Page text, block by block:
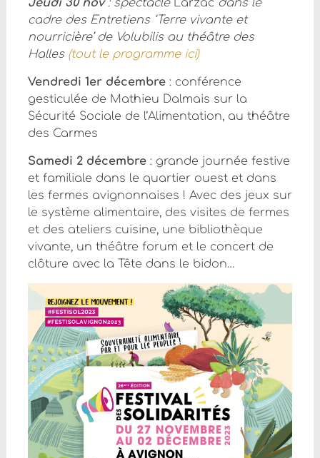
Jeudi 30 nov: spectacle Larzac dans le
cadre des Entretiens ‘Terre vivante et
nourricière’ de Volubilis au théâtre des
Halles (tout le programme ici)
Vendredi 1er décembre : conférence
gesticulée de Mathieu Dalmais sur la
Sécurité Sociale de l’Alimentation, au théâtre
des Carmes
Samedi 2 décembre: grande journée festive
et familiale dans le quartier ouest et dans
les fermes avignonnaises ! Avec des jeux sur
le système alimentaire, des visites de fermes
et des ateliers cuisine, une bibliothèque
vivante, un théâtre forum et le concert de
clôture avec la Tête dans le bidon…